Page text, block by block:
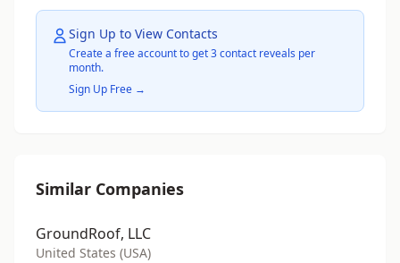
Sign Up to View Contacts
Create a free account to get 3 contact reveals per
month.
Sign Up Free →
Similar Companies
GroundRoof, LLC
United States (USA)